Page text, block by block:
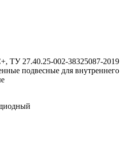
ТУ 27.40.25-002-38325087-2019
подвесные для внутреннего